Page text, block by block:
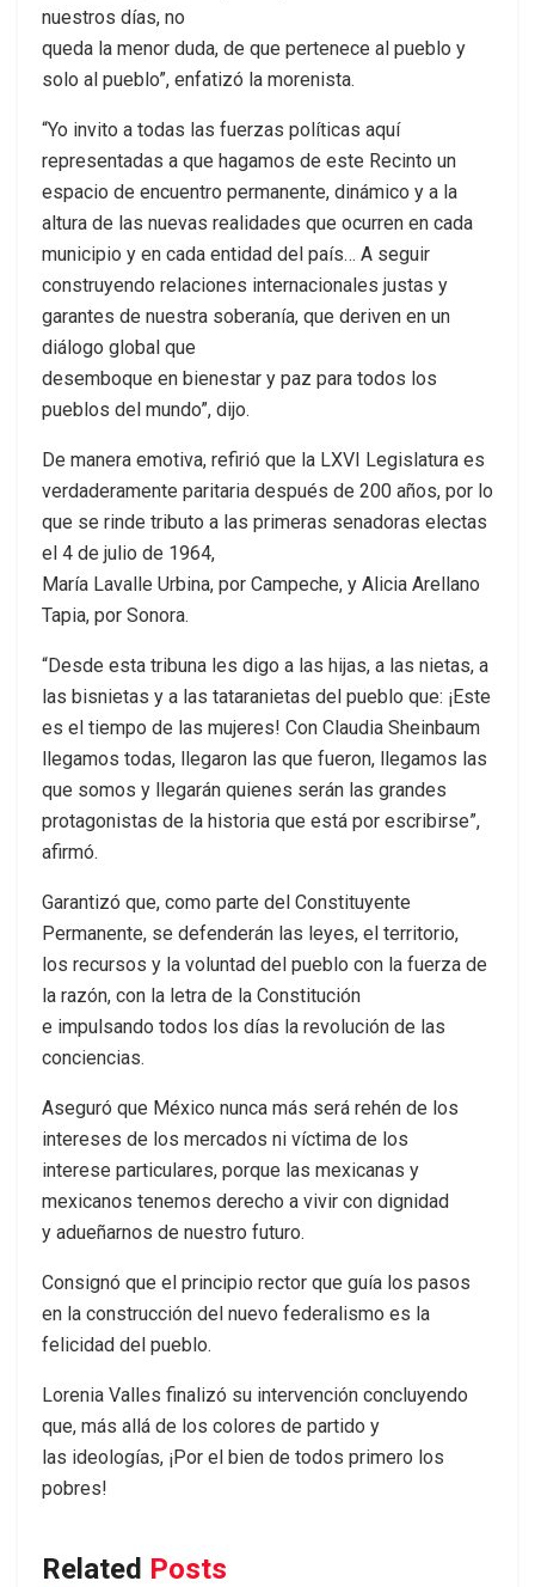
nuestros días, no
queda la menor duda, de que pertenece al pueblo y
solo al pueblo”, enfatizó la morenista.
“Yo invito a todas las fuerzas políticas aquí
representadas a que hagamos de este Recinto un
espacio de encuentro permanente, dinámico y a la
altura de las nuevas realidades que ocurren en cada
municipio y en cada entidad del país… A seguir
construyendo relaciones internacionales justas y
garantes de nuestra soberanía, que deriven en un
diálogo global que
desemboque en bienestar y paz para todos los
pueblos del mundo”, dijo.
De manera emotiva, refirió que la LXVI Legislatura es
verdaderamente paritaria después de 200 años, por lo
que se rinde tributo a las primeras senadoras electas
el 4 de julio de 1964,
María Lavalle Urbina, por Campeche, y Alicia Arellano
Tapia, por Sonora.
“Desde esta tribuna les digo a las hijas, a las nietas, a
las bisnietas y a las tataranietas del pueblo que: ¡Este
es el tiempo de las mujeres! Con Claudia Sheinbaum
llegamos todas, llegaron las que fueron, llegamos las
que somos y llegarán quienes serán las grandes
protagonistas de la historia que está por escribirse”,
afirmó.
Garantizó que, como parte del Constituyente
Permanente, se defenderán las leyes, el territorio,
los recursos y la voluntad del pueblo con la fuerza de
la razón, con la letra de la Constitución
e impulsando todos los días la revolución de las
conciencias.
Aseguró que México nunca más será rehén de los
intereses de los mercados ni víctima de los
interese particulares, porque las mexicanas y
mexicanos tenemos derecho a vivir con dignidad
y adueñarnos de nuestro futuro.
Consignó que el principio rector que guía los pasos
en la construcción del nuevo federalismo es la
felicidad del pueblo.
Lorenia Valles finalizó su intervención concluyendo
que, más allá de los colores de partido y
las ideologías, ¡Por el bien de todos primero los
pobres!
Related Posts